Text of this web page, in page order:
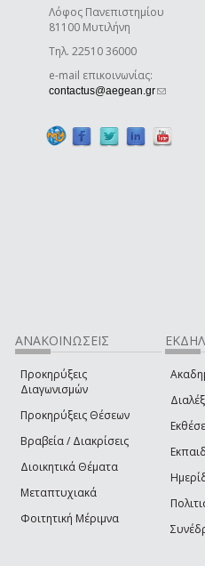
Λόφος Πανεπιστημίου
81100 Μυτιλήνη
Τηλ. 22510 36000
e-mail επικοινωνίας:
contactus@aegean.gr(link
ΑΝΑΚΟΙΝΩΣΕΙΣ
Προκηρύξεις
Διαγωνισμών
Προκηρύξεις Θέσεων
Βραβεία / Διακρίσεις
Διοικητικά Θέματα
Μεταπτυχιακά
Φοιτητική Μέριμνα